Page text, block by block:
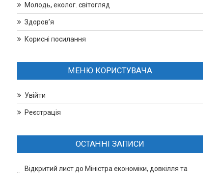
Молодь, еколог. світогляд
Здоров’я
Корисні посилання
МЕНЮ КОРИСТУВАЧА
Увійти
Реєстрація
ОСТАННІ ЗАПИСИ
Відкритий лист до Міністра економіки, довкілля та